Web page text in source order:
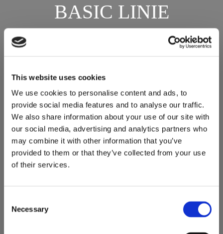
This website uses cookies
We use cookies to personalise content and ads, to
provide social media features and to analyse our traffic.
We also share information about your use of our site with
our social media, advertising and analytics partners who
may combine it with other information that you’ve
provided to them or that they’ve collected from your use
of their services.
Selection
Necessary
BASIC LINIE
ELEGANTES GLAS-
KLARHEIT DER
LINIENFÜHRUNG